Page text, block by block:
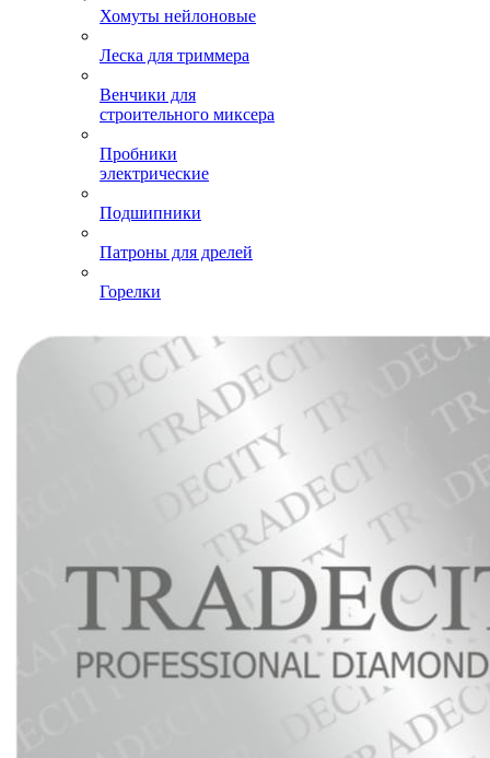
Хомуты нейлоновые
Леска для триммера
Венчики для
строительного миксера
Пробники
электрические
Подшипники
Патроны для дрелей
Горелки